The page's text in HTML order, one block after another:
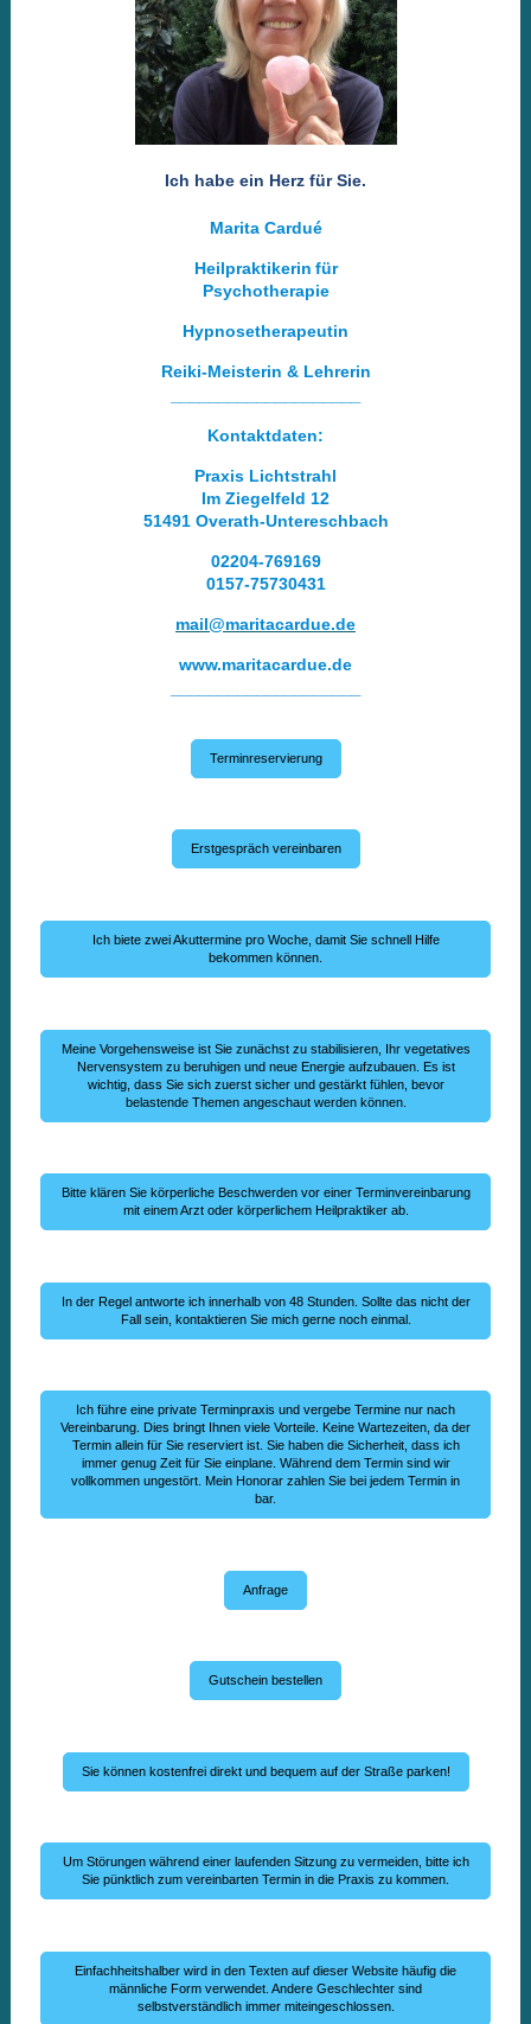
Ich habe ein Herz für Sie.
Marita Cardué
Heilpraktikerin für
Psychotherapie
Hypnosetherapeutin
Reiki-Meisterin & Lehrerin
Kontaktdaten:
Praxis Lichtstrahl
Im Ziegelfeld 12
51491 Overath-Untereschbach
02204-769169
0157-75730431
mail@maritacardue.de
www.maritacardue.de
Terminreservierung
Erstgespräch vereinbaren
Ich biete zwei Akuttermine pro Woche, damit Sie schnell Hilfe
bekommen können.
Meine Vorgehensweise ist Sie zunächst zu stabilisieren, Ihr vegetatives
Nervensystem zu beruhigen und neue Energie aufzubauen. Es ist
wichtig, dass Sie sich zuerst sicher und gestärkt fühlen, bevor
belastende Themen angeschaut werden können.
Bitte klären Sie körperliche Beschwerden vor einer Terminvereinbarung
mit einem Arzt oder körperlichem Heilpraktiker ab.
In der Regel antworte ich innerhalb von 48 Stunden. Sollte das nicht der
Fall sein, kontaktieren Sie mich gerne noch einmal.
Ich führe eine private Terminpraxis und vergebe Termine nur nach
Vereinbarung. Dies bringt Ihnen viele Vorteile. Keine Wartezeiten, da der
Termin allein für Sie reserviert ist. Sie haben die Sicherheit, dass ich
immer genug Zeit für Sie einplane. Während dem Termin sind wir
vollkommen ungestört. Mein Honorar zahlen Sie bei jedem Termin in
bar.
Anfrage
Gutschein bestellen
Sie können kostenfrei direkt und bequem auf der Straße parken!
Um Störungen während einer laufenden Sitzung zu vermeiden, bitte ich
Sie pünktlich zum vereinbarten Termin in die Praxis zu kommen.
Einfachheitshalber wird in den Texten auf dieser Website häufig die
männliche Form verwendet. Andere Geschlechter sind
selbstverständlich immer miteingeschlossen.